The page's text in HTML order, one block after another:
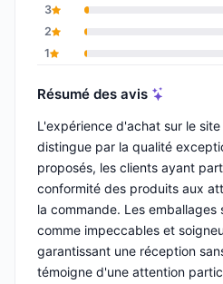
3
2
1
Résumé des avis
L'expérience d'achat sur le
distingue par la qualité
proposés, les clients ayant
conformité des produits aux
la commande. Les
comme impeccables et
garantissant une réception
témoigne d'une attention